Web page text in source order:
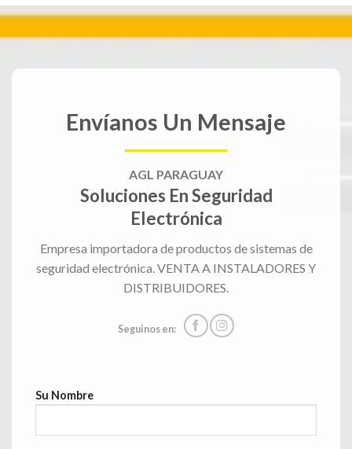
Envíanos Un Mensaje
AGL PARAGUAY
Soluciones En Seguridad
Electrónica
Empresa importadora de productos de sistemas de
seguridad electrónica. VENTA A INSTALADORES Y
DISTRIBUIDORES.
Seguinos en:
Su Nombre